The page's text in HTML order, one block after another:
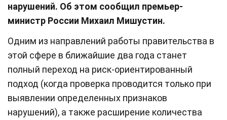
нарушений. Об этом сообщил премьер-
министр России Михаил Мишустин.
Одним из направлений работы правительства в
этой сфере в ближайшие два года станет
полный переход на риск-ориентированный
подход (когда проверка проводится только при
выявлении определенных признаков
нарушений), а также расширение количества